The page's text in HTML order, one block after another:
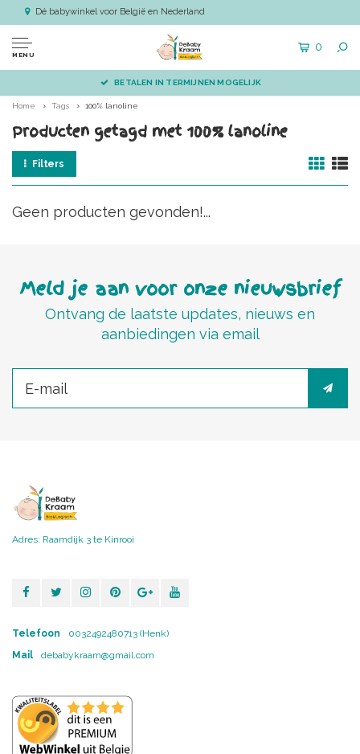
Dé babywinkel voor België en Nederland
MENU
0
BETALEN IN TERMIJNEN MOGELIJK
Home Tags 100% lanoline
Producten getagd met 100% lanoline
Filters
Geen producten gevonden!...
Meld je aan voor onze nieuwsbrief
Ontvang de laatste updates, nieuws en
aanbiedingen via email
Adres: Raamdijk 3 te Kinrooi
Telefoon
0032492480713 (Henk)
Mail
debabykraam@gmail.com